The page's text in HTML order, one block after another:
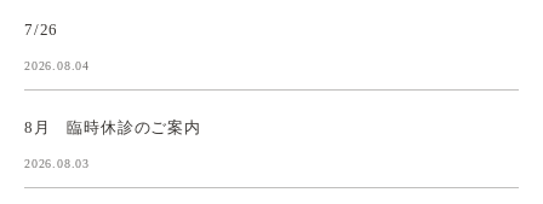
7/26
2026.08.04
8月 臨時休診のご案内
2026.08.03